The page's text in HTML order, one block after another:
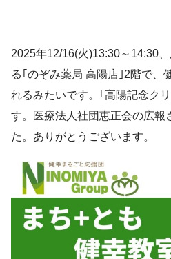
2025年12/16(火)13:30～14:30
る｢のぞみ薬局 高陽店｣2階で、
れるみたいです。｢高陽記念ク
す。医療法人社団恵正会の広報
た。ありがとうございます。